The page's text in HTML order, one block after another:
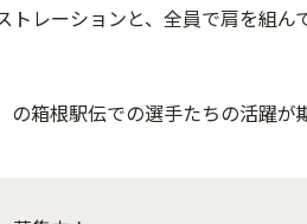
トレーションと、全員で肩を組
箱根駅伝での選手たちの活躍が